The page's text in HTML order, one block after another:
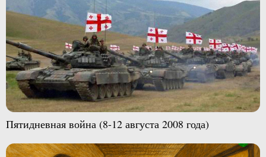
Пятидневная война (8-12 августа 2008 года)